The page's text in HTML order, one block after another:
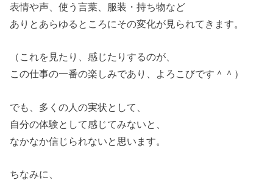
表情や声、使う言葉、服装・持ち物など
ありとあらゆるところにその変化が見られてきます。
（これを見たり、感じたりするのが、
この仕事の一番の楽しみであり、よろこびです＾＾）
でも、多くの人の実状として、
自分の体験として感じてみないと、
なかなか信じられないと思います。
ちなみに、